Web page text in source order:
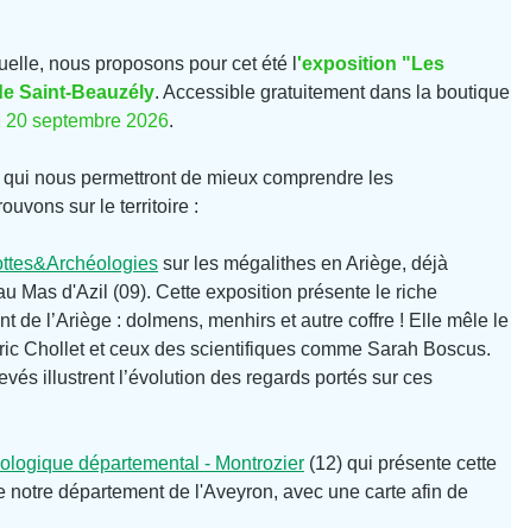
nous proposons pour cet été l 'exposition "Les
Saint-Beauzély. Accessible gratuitement dans la boutique
septembre 2026.
nous permettront de mieux comprendre les
sur le territoire :
sur les mégalithes en Ariège, déjà
Mas d'Azil (09). Cette exposition présente le riche
de l’Ariège : dolmens, menhirs et autre coffre ! Elle mêle le
Chollet et ceux des scientifiques comme Sarah Boscus.
illustrent l’évolution des regards portés sur ces
départemental - Montrozier (12) qui présente cette
département de l'Aveyron, avec une carte afin de